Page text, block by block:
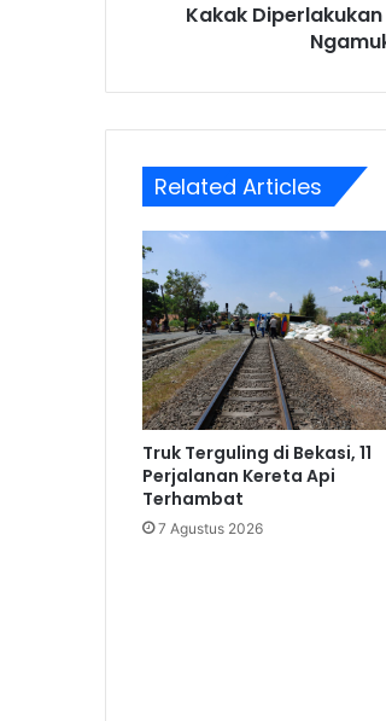
Kakak
Related Articles
Truk Terguling di Bekasi, 11
Perjalanan Kereta Api
Terhambat
7 Agustus 2026